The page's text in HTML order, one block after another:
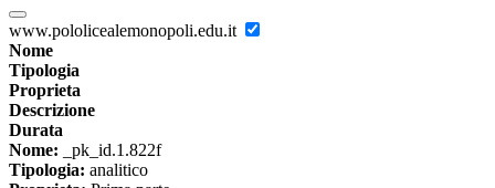
www.pololicealemonopoli.edu.it
Nome
Tipologia
Proprieta
Descrizione
Durata
Nome: _pk_id.1.822f
Tipologia: analitico